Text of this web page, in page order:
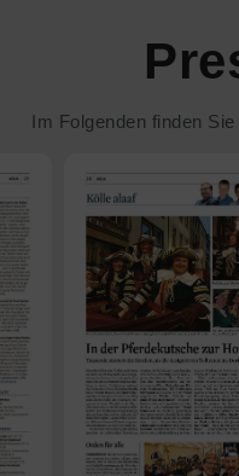
Im Folgenden finden